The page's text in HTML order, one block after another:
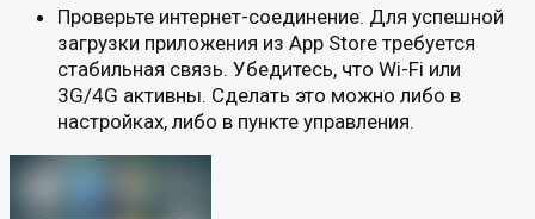
Проверьте интернет-соединение. Для успешной
загрузки приложения из App Store требуется
стабильная связь. Убедитесь, что Wi-Fi или
3G/4G активны. Сделать это можно либо в
настройках, либо в пункте управления.